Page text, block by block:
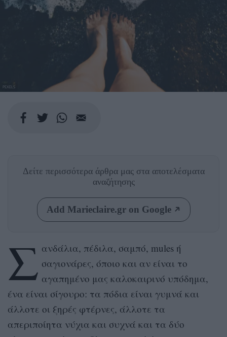
PEXELS
Δείτε περισσότερα άρθρα μας στα αποτελέσματα
αναζήτησης
Add Marieclaire.gr on Google
Σ ανδάλια, πέδιλα, σαμπό, mules ή
σαγιονάρες, όποιο και αν είναι το
αγαπημένο μας καλοκαιρινό υπόδημα,
ένα είναι σίγουρο: τα πόδια είναι γυμνά και
άλλοτε οι ξηρές φτέρνες, άλλοτε τα
απεριποίητα νύχια και συχνά και τα δύο